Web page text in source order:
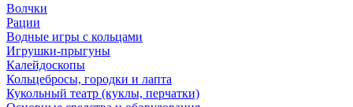
Волчки
Рации
Водные игры с кольцами
Игрушки-прыгуны
Калейдоскопы
Кольцебросы, городки и лапта
Кукольный театр (куклы, перчатки)